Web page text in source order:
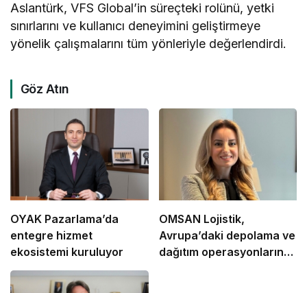
Aslantürk, VFS Global’in süreçteki rolünü, yetki
sınırlarını ve kullanıcı deneyimini geliştirmeye
yönelik çalışmalarını tüm yönleriyle değerlendirdi.
Göz Atın
OYAK Pazarlama’da
entegre hizmet
ekosistemi kuruluyor
OMSAN Lojistik,
Avrupa’daki depolama ve
dağıtım operasyonlarına